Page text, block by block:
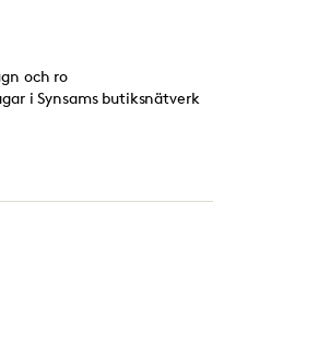
och ro
i Synsams butiksnätverk